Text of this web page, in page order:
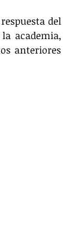
del
academia,
anteriores